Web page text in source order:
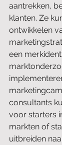
aantrekken,
klanten. Ze
ontwikkelen
een
consultants
voor starters
markten of
uitbreiden